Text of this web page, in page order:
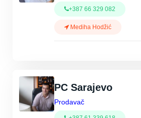
+387 66 329 082
Mediha Hodžić
PC Sarajevo
Prodavač